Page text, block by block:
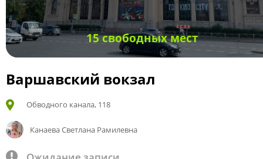
15 свободных мест
Варшавский вокзал
Обводного канала, 118
Канаева Светлана Рамилевна